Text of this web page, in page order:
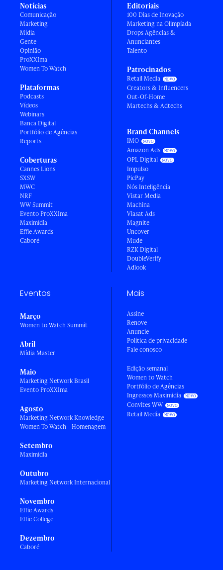
Notícias
Comunicação
Marketing
Mídia
Gente
Opinião
ProXXIma
Women To Watch
Plataformas
Podcasts
Vídeos
Webinars
Banca Digital
Portfólio de Agências
Reports
Coberturas
Cannes Lions
SXSW
MWC
NRF
WW Summit
Evento ProXXIma
Maximídia
Effie Awards
Caboré
Editoriais
100 Dias de Inovação
Marketing na Olimpíada
Drops Agências &
Anunciantes
Talento
Patrocinados
Retail Media
Creators & Influencers
Out-Of-Home
Martechs & Adtechs
Brand Channels
IMO
Amazon Ads
OPL Digital
Impulso
PicPay
Nós Inteligência
Vistar Media
Machina
Viasat Ads
Magnite
Uncover
Mude
RZK Digital
DoubleVerify
Adlook
Eventos
Março
Women to Watch Summit
Abril
Mídia Master
Maio
Marketing Network Brasil
Evento ProXXIma
Agosto
Marketing Network Knowledge
Women To Watch - Homenagem
Setembro
Maximídia
Outubro
Marketing Network Internacional
Novembro
Effie Awards
Effie College
Dezembro
Caboré
Mais
Assine
Renove
Anuncie
Política de privacidade
Fale conosco
Edição semanal
Women to Watch
Portfólio de Agências
Ingressos Maximídia
Convites WW
Retail Media